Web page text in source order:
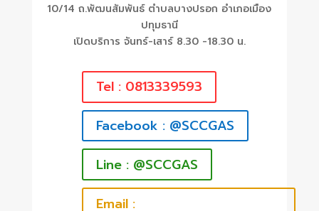
10/14 ถ.พัฒนสัมพันธ์ ตำบลบางปรอก อำเภอเมือง
ปทุมธานี
เปิดบริการ จันทร์-เสาร์ 8.30 -18.30 น.
Tel : 0813339593
Facebook : @SCCGAS
Line : @SCCGAS
Email :